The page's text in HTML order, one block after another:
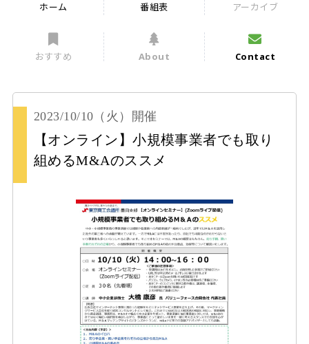
ホーム 番組表 アーカイブ
おすすめ About Contact
2023/10/10 （火） 開催
【オンライン】小規模事業者でも取り
組めるM&Aのススメ